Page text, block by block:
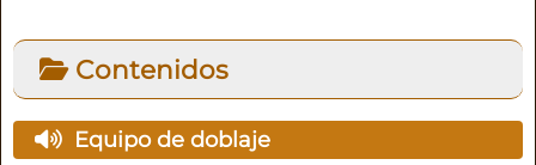
Contenidos
Equipo de doblaje